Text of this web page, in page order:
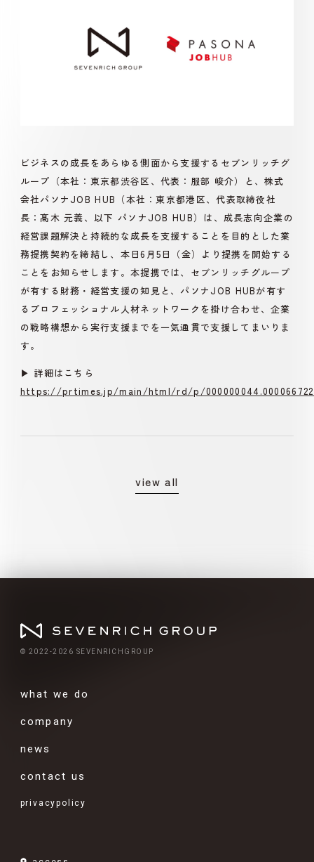
ビジネスの成長をあらゆる側面から支援するセブンリッチグ
ループ（本社：東京都渋谷区、代表：服部 峻介）と、株式
会社パソナJOB HUB（本社：東京都港区、代表取締役社
長：髙木 元義、以下 パソナJOB HUB）は、成長志向企業の
経営課題解決と持続的な成長を支援することを目的とした業
務提携契約を締結し、本日6月5日（金）より提携を開始する
ことをお知らせします。本提携では、セブンリッチグループ
が有する財務・経営支援の知見と、パソナJOB HUBが有す
るプロフェッショナル人材ネットワークを掛け合わせ、企業
の戦略構想から実行支援までを一気通貫で支援してまいりま
す。
▶︎ 詳細はこちら
https://prtimes.jp/main/html/rd/p/
view all
© 2022-2026 SEVENRICHGROUP
what we do
company
news
contact us
privacypolicy